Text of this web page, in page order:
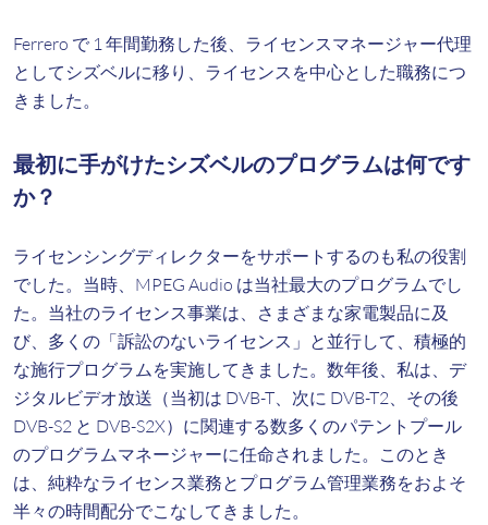
Ferrero で 1 年間勤務した後、ライセンスマネージャー代理
としてシズベルに移り、ライセンスを中心とした職務につ
きました。
最初に手がけたシズベルのプログラムは何です
か？
ライセンシングディレクターをサポートするのも私の役割
でした。当時、MPEG Audio は当社最大のプログラムでし
た。当社のライセンス事業は、さまざまな家電製品に及
び、多くの「訴訟のないライセンス」と並行して、積極的
な施行プログラムを実施してきました。数年後、私は、デ
ジタルビデオ放送（当初は DVB-T、次に DVB-T2、その後
DVB-S2 と DVB-S2X）に関連する数多くのパテントプール
のプログラムマネージャーに任命されました。このとき
は、純粋なライセンス業務とプログラム管理業務をおよそ
半々の時間配分でこなしてきました。